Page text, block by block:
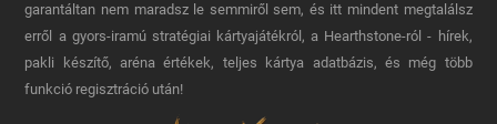
garantáltan nem maradsz le semmiről sem, és itt mindent megtalálsz
erről a gyors-iramú stratégiai kártyajátékról, a Hearthstone-ról - hírek,
pakli készítő, aréna értékek, teljes kártya adatbázis, és még több
funkció regisztráció után!